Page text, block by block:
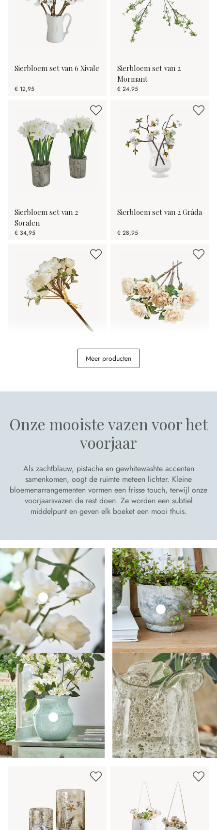
Sierbloem set van 6 Xivale
€ 12,95
Sierbloem set van 2
Mormant
€ 24,95
Sierbloem set van 2
Soralen
€ 34,95
Sierbloem set van 2 Gráda
€ 28,95
Decoratieve bloem set
van 6 Mervix
Meer producten
Onze mooiste vazen voor het
voorjaar
Als zachtblauw, pistache en gewhitewashte accenten
samenkomen, oogt de ruimte meteen lichter. Kleine
bloemenarrangementen vormen een frisse touch, terwijl onze
voorjaarsvazen de rest doen. Ze worden een subtiel
middelpunt en geven elk boeket een mooi thuis.